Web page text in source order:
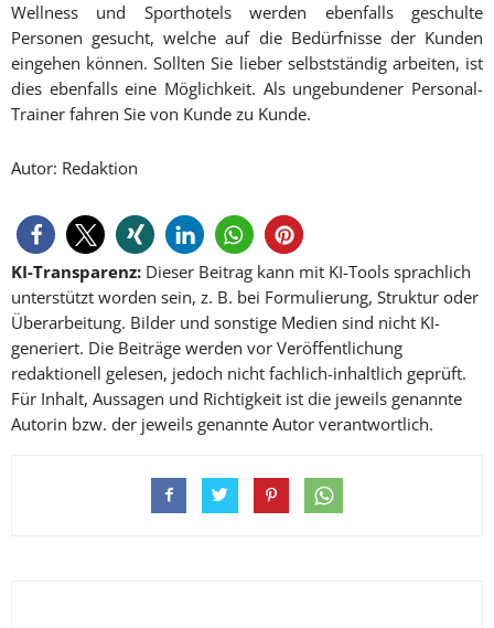
Wellness und Sporthotels werden ebenfalls geschulte
Personen gesucht, welche auf die Bedürfnisse der Kunden
eingehen können. Sollten Sie lieber selbstständig arbeiten, ist
dies ebenfalls eine Möglichkeit. Als ungebundener Personal-
Trainer fahren Sie von Kunde zu Kunde.
Autor: Redaktion
KI-Transparenz: Dieser Beitrag kann mit KI-Tools sprachlich
unterstützt worden sein, z. B. bei Formulierung, Struktur oder
Überarbeitung. Bilder und sonstige Medien sind nicht KI-
generiert. Die Beiträge werden vor Veröffentlichung
redaktionell gelesen, jedoch nicht fachlich-inhaltlich geprüft.
Für Inhalt, Aussagen und Richtigkeit ist die jeweils genannte
Autorin bzw. der jeweils genannte Autor verantwortlich.